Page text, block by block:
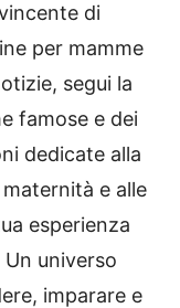
di
per mamme
segui la
famose e dei
dedicate alla
e alle
esperienza
universo
imparare e